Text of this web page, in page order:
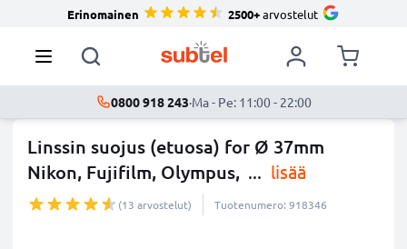
Erinomainen 2500+arvostelut
0800 918 243·Ma - Pe: 11:00 - 22:00
Linssin suojus (etuosa) for Ø 37mm
Nikon, Fujifilm, Olympus, ... lisää
(13 arvostelut) Tuotenumero: 918346